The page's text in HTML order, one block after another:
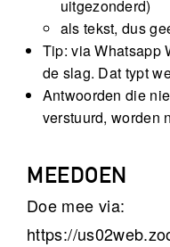
uitgezonderd)
als tekst, dus
Tip: via Whatsapp
de slag. Dat typt
Antwoorden die
verstuurd, worden
MEEDOEN
Doe mee via:
https://